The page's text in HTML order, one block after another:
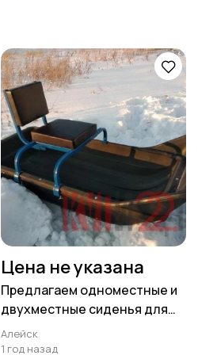
Цена не указана
Предлагаем одноместные и
двухместные сиденья для
саней
Алейск
1 год назад